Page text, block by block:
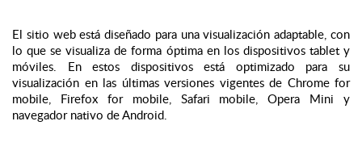
El sitio web está diseñado para una visualización adaptable, con
lo que se visualiza de forma óptima en los dispositivos tablet y
móviles. En estos dispositivos está optimizado para su
visualización en las últimas versiones vigentes de Chrome for
mobile, Firefox for mobile, Safari mobile, Opera Mini y
navegador nativo de Android.